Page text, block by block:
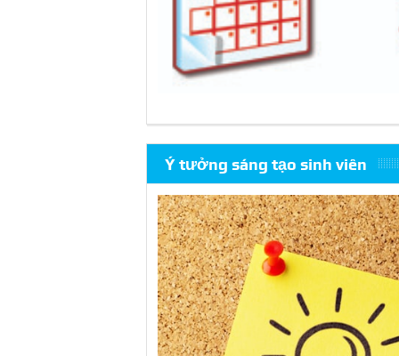
Ý tưởng sáng tạo sinh viên